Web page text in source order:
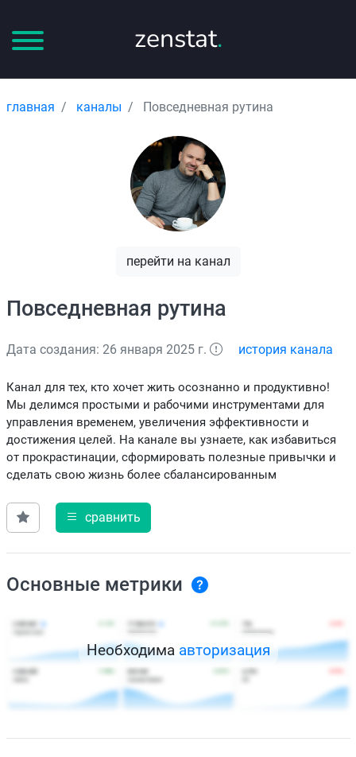
zenstat.
главная каналы Повседневная рутина
перейти на канал
Повседневная рутина
Дата создания: 26 января 2025 г. история канала
Канал для тех, кто хочет жить осознанно и продуктивно!
Мы делимся простыми и рабочими инструментами для
управления временем, увеличения эффективности и
достижения целей. На канале вы узнаете, как избавиться
от прокрастинации, сформировать полезные привычки и
сделать свою жизнь более сбалансированным
сравнить
Основные метрики
Необходима авторизация